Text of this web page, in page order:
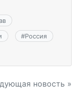
#Россия
новость »